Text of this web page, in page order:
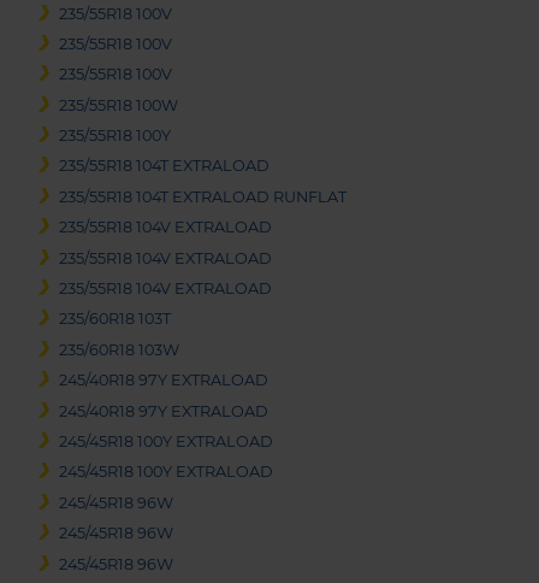
235/55R18 100V
235/55R18 100V
235/55R18 100V
235/55R18 100W
235/55R18 100Y
235/55R18 104T EXTRALOAD
235/55R18 104T EXTRALOAD RUNFLAT
235/55R18 104V EXTRALOAD
235/55R18 104V EXTRALOAD
235/55R18 104V EXTRALOAD
235/60R18 103T
235/60R18 103W
245/40R18 97Y EXTRALOAD
245/40R18 97Y EXTRALOAD
245/45R18 100Y EXTRALOAD
245/45R18 100Y EXTRALOAD
245/45R18 96W
245/45R18 96W
245/45R18 96W